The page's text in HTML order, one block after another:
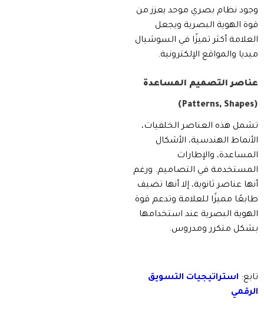
وجود نظام بصري موحد يعزز من
قوة الهوية البصرية ويجعل
العلامة أكثر تميزًا في السوشيال
ميديا والمواقع الإلكترونية.
عناصر التصميم المساعدة
(Patterns, Shapes)
تشمل هذه العناصر الخلفيات،
الأنماط الهندسية، الأشكال
المساعدة، والإطارات
المستخدمة في التصاميم. ورغم
أنها عناصر ثانوية، إلا أنها تضيف
طابعًا مميزًا للعلامة وتدعم قوة
الهوية البصرية عند استخدامها
بشكل متكرر ومدروس.
تابع: استراتيجيات التسويق
الرقمي